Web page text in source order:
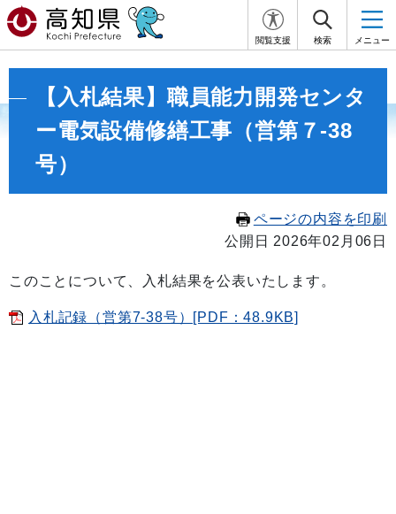
閲覧支援 検索 メニュー
【入札結果】職員能力開発センタ
ー電気設備修繕工事（営第７-38
号）
ページの内容を印刷
公開日 2026年02月06日
このことについて、入札結果を公表いたします。
入札記録（営第7-38号）[PDF：48.9KB]